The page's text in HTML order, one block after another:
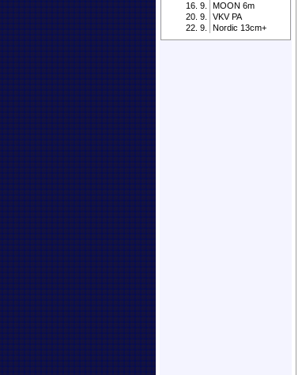
16. 9.
MOON 6m
20. 9.
VKV PA
22. 9.
Nordic 13cm+